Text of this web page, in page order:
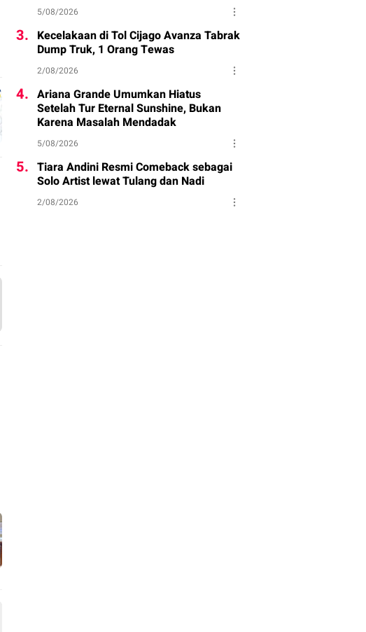
5/08/2026
3. Kecelakaan di Tol Cijago Avanza Tabrak
Dump Truk, 1 Orang Tewas
2/08/2026
4. Ariana Grande Umumkan Hiatus
Setelah Tur Eternal Sunshine, Bukan
Karena Masalah Mendadak
5/08/2026
5. Tiara Andini Resmi Comeback sebagai
Solo Artist lewat Tulang dan Nadi
2/08/2026